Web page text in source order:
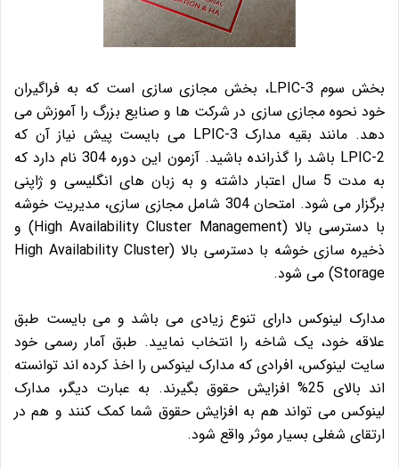
بخش سوم LPIC-3، بخش مجازی سازی است که به فراگیران
خود نحوه مجازی سازی در شرکت ها و صنایع بزرگ را آموزش می
دهد. مانند بقیه مدارک LPIC-3 می بایست پیش نیاز آن که
LPIC-2 باشد را گذرانده باشید. آزمون این دوره 304 نام دارد که
به مدت 5 سال اعتبار داشته و به زبان های انگلیسی و ژاپنی
برگزار می شود. امتحان 304 شامل مجازی سازی، مدیریت خوشه
با دسترسی بالا (High Availability Cluster Management) و
ذخیره سازی خوشه با دسترسی بالا (High Availability Cluster
Storage) می شود.
مدارک لینوکس دارای تنوع زیادی می باشد و می بایست طبق
علاقه خود، یک شاخه را انتخاب نمایید. طبق آمار رسمی خود
سایت لینوکس، افرادی که مدارک لینوکس را اخذ کرده اند توانسته
اند بالای 25% افزایش حقوق بگیرند. به عبارت دیگر، مدارک
لینوکس می تواند هم به افزایش حقوق شما کمک کنند و هم در
ارتقای شغلی بسیار موثر واقع شود.